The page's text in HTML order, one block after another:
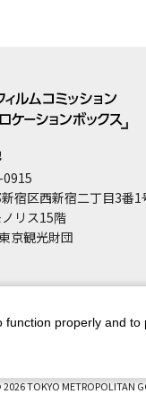
0915
宿区西新宿二丁目3番1
リス15階
京観光財団
TOKYO METROPOLITAN
properly and